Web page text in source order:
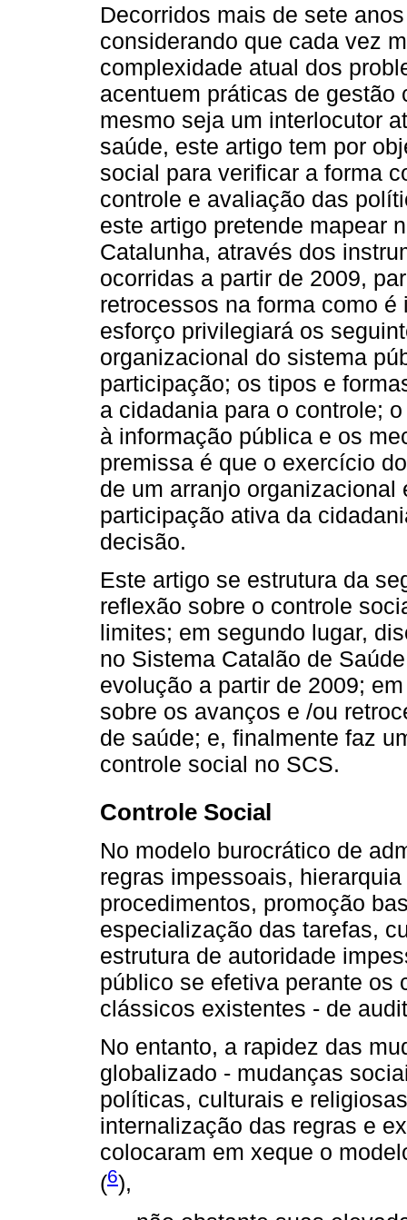
Decorridos mais de sete
considerando que cada vez
complexidade atual dos
acentuem práticas de
mesmo seja um interlocutor
saúde, este artigo tem por
social para verificar a forma
controle e avaliação das
este artigo pretende mapear
Catalunha, através dos
ocorridas a partir de 2009,
retrocessos na forma como
esforço privilegiará os
organizacional do sistema
participação; os tipos e
a cidadania para o controle;
à informação pública e os
premissa é que o exercício
de um arranjo
participação ativa da
decisão.
Este artigo se estrutura da
reflexão sobre o controle
limites; em segundo lugar,
no Sistema Catalão de
evolução a partir de 2009;
sobre os avanços e /ou
de saúde; e, finalmente faz
controle social no SCS.
Controle Social
No modelo burocrático de
regras impessoais,
procedimentos, promoção
especialização das tarefas,
estrutura de autoridade
público se efetiva perante os
clássicos existentes - de
No entanto, a rapidez das
globalizado - mudanças
políticas, culturais e
internalização das regras e
colocaram em xeque o
(6),